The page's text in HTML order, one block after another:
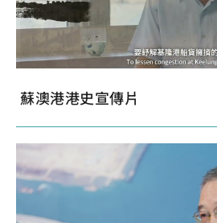
蘇澳港港史宣傳片